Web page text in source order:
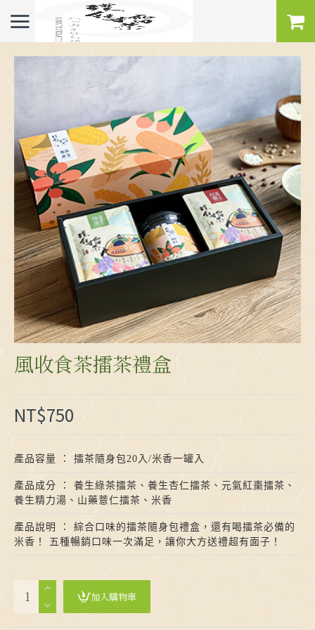
風收食茶擂茶禮盒
NT$750
產品容量 ： 擂茶隨身包20入/米香一罐入
產品成分 ： 養生綠茶擂茶、養生杏仁擂茶、元氣紅棗擂茶、
養生精力湯、山藥薏仁擂茶、米香
產品說明 ： 綜合口味的擂茶隨身包禮盒，還有喝擂茶必備的
米香！ 五種暢銷口味一次滿足，讓你大方送禮超有面子！
加入購物車